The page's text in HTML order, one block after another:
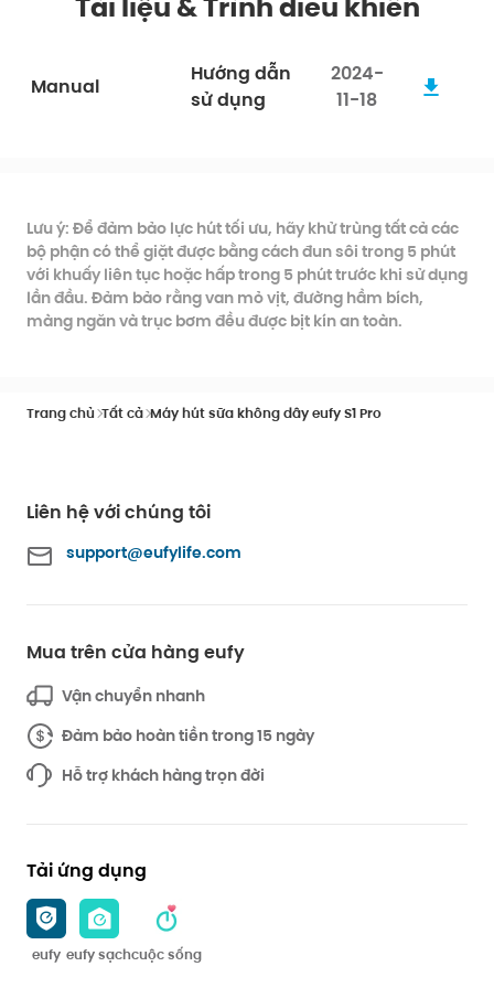
Manual
Hướng dẫn
sử dụng
2024-
11-18
Lưu ý: Để đảm bảo lực hút tối ưu, hãy khử trùng tất cả các
bộ phận có thể giặt được bằng cách đun sôi trong 5 phút
với khuấy liên tục hoặc hấp trong 5 phút trước khi sử dụng
lần đầu. Đảm bảo rằng van mỏ vịt, đường hầm bích,
màng ngăn và trục bơm đều được bịt kín an toàn.
Trang chủ Tất cả Máy hút sữa không dây eufy S1 Pro
Liên hệ với chúng tôi
support@eufylife.com
Mua trên cửa hàng eufy
Vận chuyển nhanh
Đảm bảo hoàn tiền trong 15 ngày
Hỗ trợ khách hàng trọn đời
Tải ứng dụng
eufy eufy sạchcuộc sống